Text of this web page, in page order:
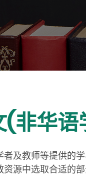
(非华
及教师等提供的
资源中选取合适的